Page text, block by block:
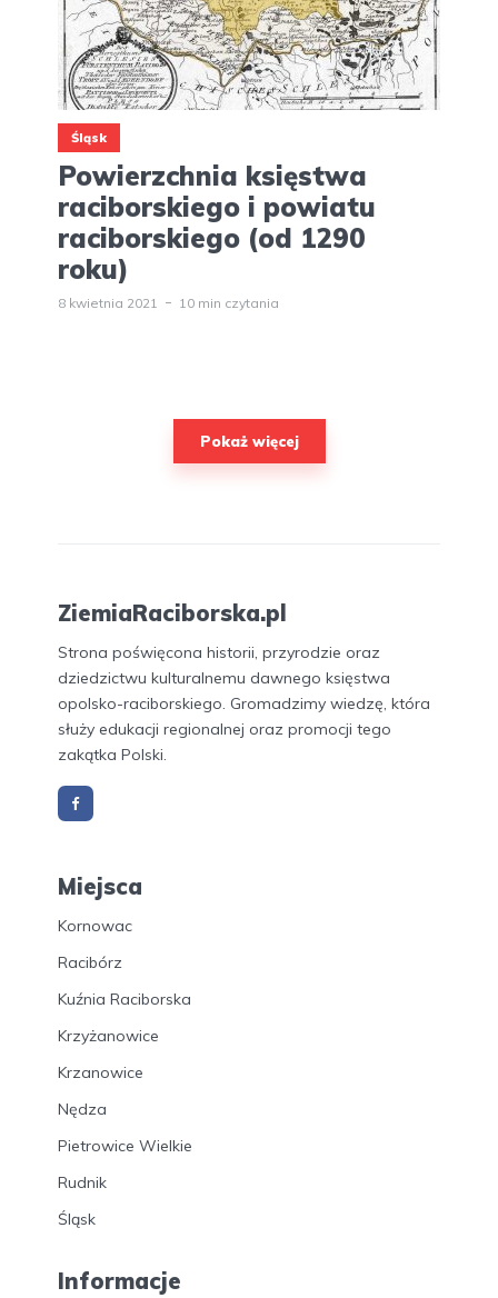
Śląsk
Powierzchnia księstwa
raciborskiego i powiatu
raciborskiego (od 1290
roku)
8 kwietnia 2021 10 min czytania
Pokaż więcej
ZiemiaRaciborska.pl
Strona poświęcona historii, przyrodzie oraz
dziedzictwu kulturalnemu dawnego księstwa
opolsko-raciborskiego. Gromadzimy wiedzę, która
służy edukacji regionalnej oraz promocji tego
zakątka Polski.
Miejsca
Kornowac
Racibórz
Kuźnia Raciborska
Krzyżanowice
Krzanowice
Nędza
Pietrowice Wielkie
Rudnik
Śląsk
Informacje